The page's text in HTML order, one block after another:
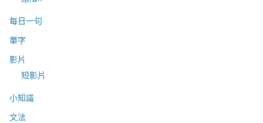
每日一句
單字
影片
短影片
小知識
文法